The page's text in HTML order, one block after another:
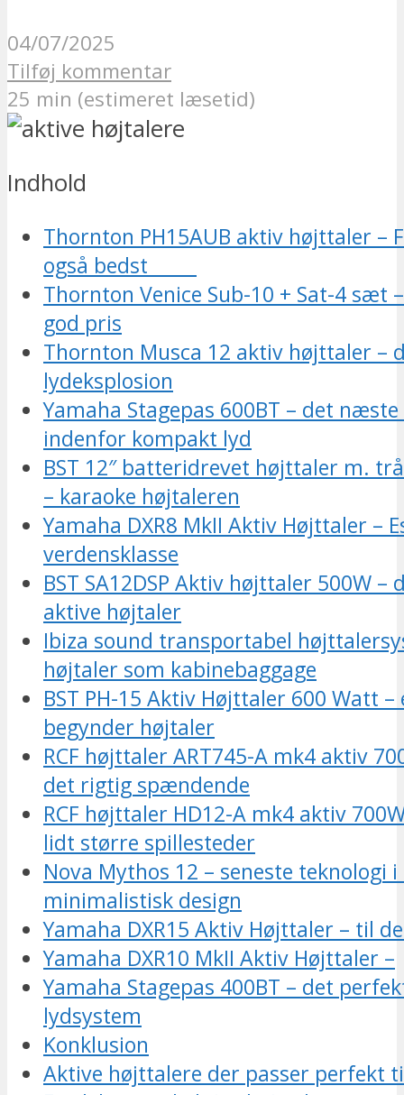
04/07/2025
Tilføj kommentar
25 min (estimeret læsetid)
Indhold
Thornton PH15AUB aktiv højttaler –
også bedst
Thornton Venice Sub-10 + Sat-4 sæt
god pris
Thornton Musca 12 aktiv højttaler –
lydeksplosion
Yamaha Stagepas 600BT – det
indenfor kompakt lyd
BST 12″ batteridrevet højttaler m.
– karaoke højtaleren
Yamaha DXR8 MkII Aktiv Højttaler –
verdensklasse
BST SA12DSP Aktiv højttaler 500W
aktive højtaler
Ibiza sound transportabel
højtaler som kabinebaggage
BST PH-15 Aktiv Højttaler 600 Watt –
begynder højtaler
RCF højttaler ART745-A mk4 aktiv
det rigtig spændende
RCF højttaler HD12-A mk4 aktiv
lidt større spillesteder
Nova Mythos 12 – seneste teknologi i
minimalistisk design
Yamaha DXR15 Aktiv Højttaler – til
Yamaha DXR10 MkII Aktiv Højttaler –
Yamaha Stagepas 400BT – det
lydsystem
Konklusion
Aktive højttalere der passer perfekt